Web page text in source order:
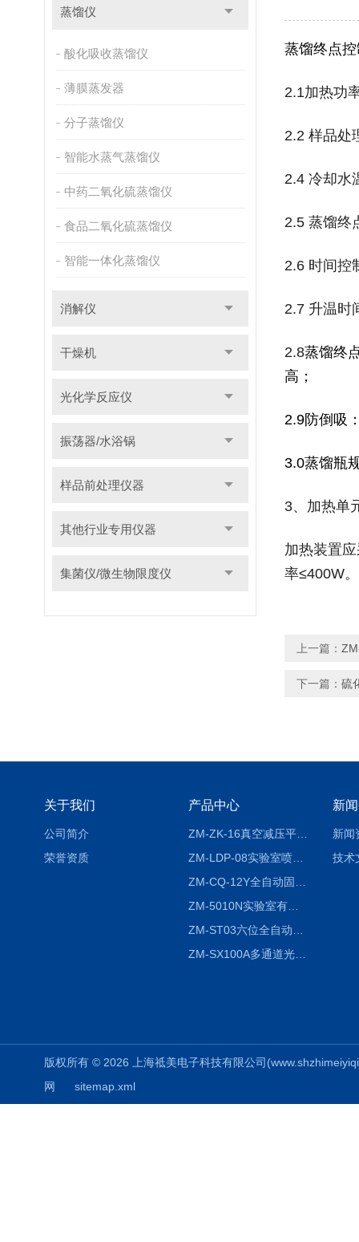
蒸馏仪
酸化吸收蒸馏仪
薄膜蒸发器
分子蒸馏仪
智能水蒸气蒸馏仪
中药二氧化硫蒸馏仪
食品二氧化硫蒸馏仪
智能一体化蒸馏仪
消解仪
干燥机
光化学反应仪
振荡器/水浴锅
样品前处理仪器
其他行业专用仪器
集菌仪/微生物限度仪
蒸馏终点
2.1加热功
2.2 样品处
2.4 冷却水
2.5 蒸馏终
2.6 时间控
2.7 升温时
2.8蒸馏终
高；
2.9防倒吸
3.0蒸馏瓶
3、加热单
加热装置
率≤400W。
上一篇：
下一篇： 硫
关于我们
公司简介
荣誉资质
产品中心
ZM-ZK-16真空减压平行浓缩仪
ZM-LDP-08实验室喷雾冷冻干燥机
ZM-5010N实验室有机溶剂喷雾干燥机
ZM-SX100A多通道光催化反应仪
新
新闻
技术
版权所有 © 2026 上海祗美电子科技有限公司
网
sitemap.xml